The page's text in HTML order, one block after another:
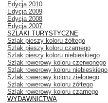
Edycja 2010
Edycja 2009
Edycja 2008
Edycja 2007
SZLAKI TURYSTYCZNE
Szlak pieszy koloru żółtego
Szlak pieszy koloru czarnego
Szlak pieszy koloru niebieskiego
Szlak rowerowy koloru czerwonego
Szlak rowerowy koloru niebieskiego
Szlak rowerowy koloru zielonego
Szlak rowerowy koloru żółtego
Szlak rowerowy koloru czarnego
WYDAWNICTWA